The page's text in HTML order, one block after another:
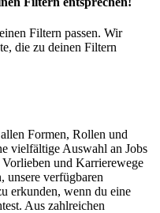
Filtern passen. Wir
die zu deinen Filtern
Formen, Rollen und
vielfältige Auswahl an Jobs
und Karrierewege
unsere verfügbaren
erkunden, wenn du eine
Aus zahlreichen